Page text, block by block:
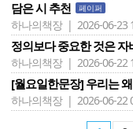
담은 시 추천
페이퍼
하나의책장 | 2026-06-23
정의보다 중요한 것은
하나의책장 | 2026-06-22
[월요일한문장] 우리는
하나의책장 | 2026-06-22